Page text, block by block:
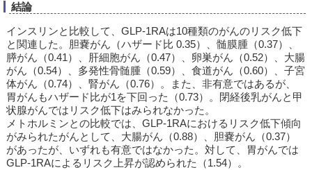
結論
インスリンと比較して、GLP-1RAは10種類のがんのリスク低下
と関連した。胆嚢がん（ハザード比 0.35）、髄膜腫（0.37）、
膵がん（0.41）、肝細胞がん（0.47）、卵巣がん（0.52）、大腸
がん（0.54）、多発性骨髄腫（0.59）、食道がん（0.60）、子宮
体がん（0.74）、腎がん（0.76）。また、非有意ではあるが、
胃がんもハザード比が1を下回った（0.73）。閉経後乳がんと甲
状腺がんではリスク低下はみられなかった。
メトホルミンとの比較では、GLP-1RAにおけるリスク低下傾向
がみられたがんとして、大腸がん（0.88）、胆嚢がん（0.37）
があったが、いずれも有意ではなかった。対して、胃がんでは
GLP-1RAによるリスク上昇が認められた（1.54）。